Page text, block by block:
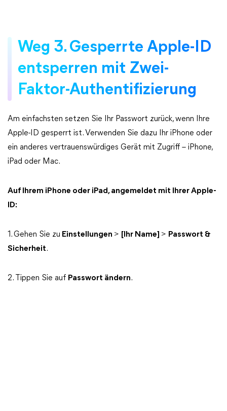
Weg 3. Gesperrte Apple-ID
entsperren mit Zwei-
Faktor-Authentifizierung
Am einfachsten setzen Sie Ihr Passwort zurück, wenn Ihre
Apple-ID gesperrt ist. Verwenden Sie dazu Ihr iPhone oder
ein anderes vertrauenswürdiges Gerät mit Zugriff – iPhone,
iPad oder Mac.
Auf Ihrem iPhone oder iPad, angemeldet mit Ihrer Apple-
ID:
1. Gehen Sie zu Einstellungen > [Ihr Name] > Passwort &
Sicherheit.
2. Tippen Sie auf Passwort ändern.